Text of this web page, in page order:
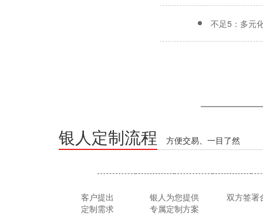
不足5：多元
银人定制流程 方便交易、一目了然
客户提出
定制需求
银人为您提供
专属定制方案
双方签署